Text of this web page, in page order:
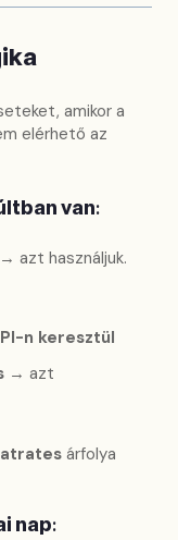
amikor a
elérhető az
van:
→ azt használjuk.
n keresztül
→ azt
árfolya
nap: